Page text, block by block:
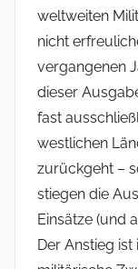
weltweiten
nicht
vergangenen
dieser
fast
westlichen
zurückgeht –
stiegen die
Einsätze (und
Der Anstieg